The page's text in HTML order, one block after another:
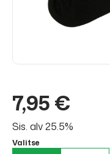
7,95 €
Sis. alv 25.5%
Valitse